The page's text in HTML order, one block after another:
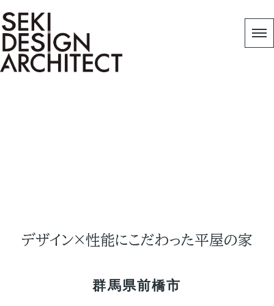
デザイン×性能にこだわった平屋の家
群馬県前橋市